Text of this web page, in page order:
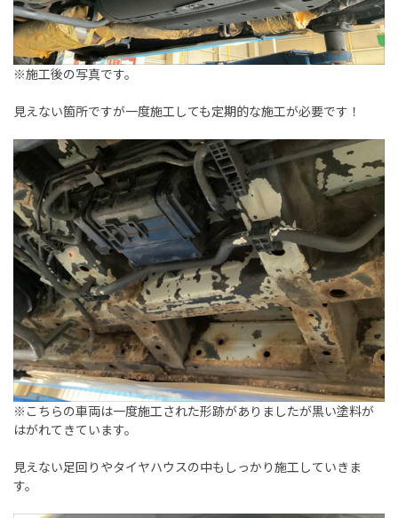
※施工後の写真です。
見えない箇所ですが一度施工しても定期的な施工が必要です！
※こちらの車両は一度施工された形跡がありましたが黒い塗料が
はがれてきています。
見えない足回りやタイヤハウスの中もしっかり施工していきま
す。